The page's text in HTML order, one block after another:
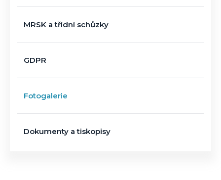
MRSK a třídní schůzky
GDPR
Fotogalerie
Dokumenty a tiskopisy